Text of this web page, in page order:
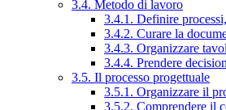
3.4. Metodo di lavoro
3.4.1. Definire
3.4.2. Curare la
3.4.3. Organizzare
3.4.4. Prendere
3.5. Il processo progettuale
3.5.1. Organizzare il
3.5.2. Comprendere il